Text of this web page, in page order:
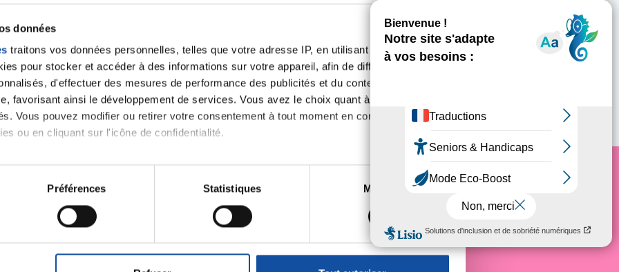
données
traitons vos données personnelles, telles que votre adresse IP, en utilisant des
pour stocker et accéder à des informations sur votre appareil, afin de diffuser des
d'effectuer des mesures de performance des publicités et du contenu, ainsi que de
favorisant ainsi le développement de services. Vous avez le choix quant à l'utilisation de
Vous pouvez modifier ou retirer votre consentement à tout moment en consultant la
ou en cliquant sur l'icône de confidentialité.
également :
sur votre localisation géographique qui peuvent être précises à plusieurs mètres près
de vos données personnelles et définir vos préférences, reportez-vous à lasection «
ou retirer votre consentement à tout moment à partir de la déclaration sur les cookies.
Préférences Statistiques Marketing
Leaflet | ©OpenStreetMapcontributors
la Ligue contre le cancer